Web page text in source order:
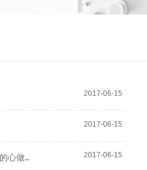
2017-06-15
2017-06-15
A
ndy-用爱心来做事，用感恩的心做人 2017-06-15